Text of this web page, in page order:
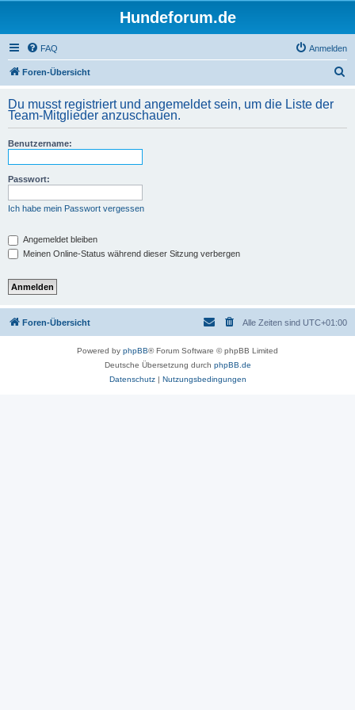
Hundeforum.de
FAQ Anmelden
Foren-Übersicht
h
Du musst registriert und angemeldet sein, um die Liste der
Team-Mitglieder anzuschauen.
Benutzername:
Passwort:
Ich habe mein Passwort vergessen
Angemeldet bleiben
Meinen Online-Status während dieser Sitzung verbergen
Foren-Übersicht Alle Zeiten sind UTC+01:00
Powered by phpBB® Forum Software © phpBB Limited
Deutsche Übersetzung durch phpBB.de
Datenschutz| Nutzungsbedingungen